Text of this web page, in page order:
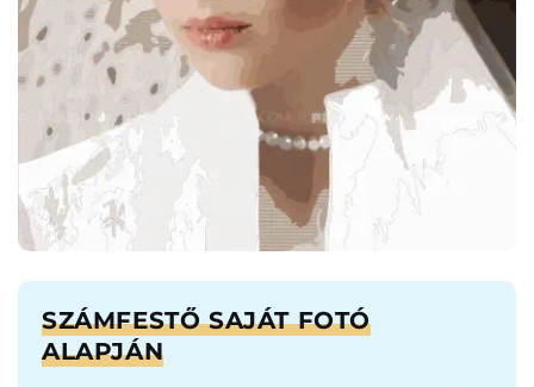
SZÁMFESTŐ SAJÁT FOTÓ
ALAPJÁN